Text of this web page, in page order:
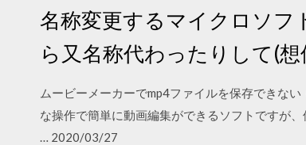
名称変更するマイクロソフ
ら又名称代わったりして(想
ムービーメーカーでmp4ファイルを保存できな
な操作で簡単に動画編集ができるソフトですが
… 2020/03/27